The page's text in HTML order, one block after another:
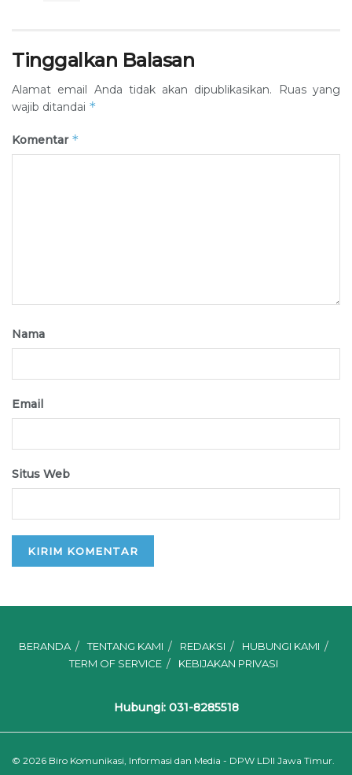
Tinggalkan Balasan
Alamat email Anda tidak akan dipublikasikan.
Ruas yang
wajib ditandai *
Komentar *
Nama
Email
Situs Web
BERANDA TENTANG KAMI REDAKSI
HUBUNGI KAMI
TERM OF SERVICE
KEBIJAKAN PRIVASI
Hubungi: 031-8285518
© 2026 Biro Komunikasi, Informasi dan Media - DPW LDII Jawa Timur.